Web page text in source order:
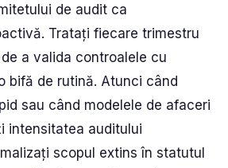
de audit ca
Tratați fiecare trimestru
a valida controalele cu
bifă de rutină. Atunci când
sau când modelele de afaceri
intensitatea auditului
scopul extins în statutul